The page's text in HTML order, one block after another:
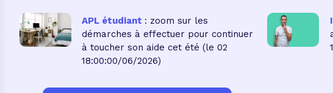
APL étudiant : zoom sur les
démarches à effectuer pour continuer
à toucher son aide cet été (le 02
18:00:00/06/2026)